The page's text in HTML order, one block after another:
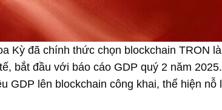
Kỳ đã chính thức chọn blockchain TRON
bắt đầu với báo cáo GDP quý 2 năm
GDP lên blockchain công khai, thể hiện nỗ